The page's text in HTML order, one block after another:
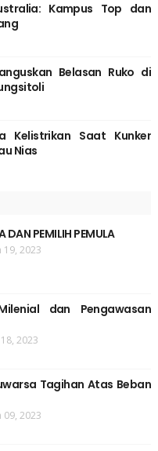
Kampus Top dan
Belasan Ruko di
Kelistrikan Saat Kunker
Nias
DAN PEMILIH PEMULA
19, 2023
dan Pengawasan
2023
Tagihan Atas Beban
09, 2023